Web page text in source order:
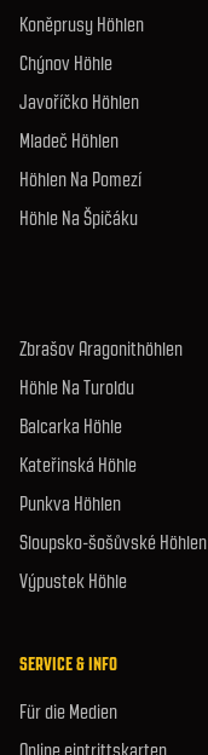
Koněprusy Höhlen
Chýnov Höhle
Javoříčko Höhlen
Mladeč Höhlen
Höhlen Na Pomezí
Höhle Na Špičáku
Zbrašov Aragonithöhlen
Höhle Na Turoldu
Balcarka Höhle
Kateřinská Höhle
Punkva Höhlen
Sloupsko-šošůvské Höhlen
Výpustek Höhle
SERVICE & INFO
Für die Medien